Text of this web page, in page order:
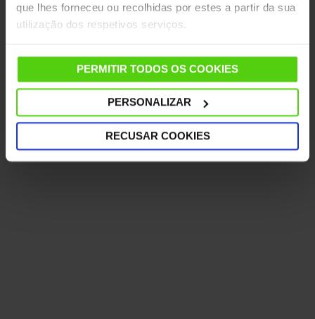
que lhes forneceu ou recolhidas por estes a partir da sua
utilização dos respetivos serviços.
PERMITIR TODOS OS COOKIES
PERSONALIZAR
RECUSAR COOKIES
Newsletter
As melhores dicas para limpar e
organizar a casa, o lugar mais
precioso.